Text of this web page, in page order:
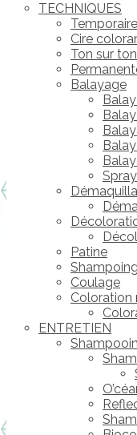
TECHNIQUES
Temporaire
Cire
Ton sur ton
Balayage
Patine
Coulage
Coloration
ENTRETIEN